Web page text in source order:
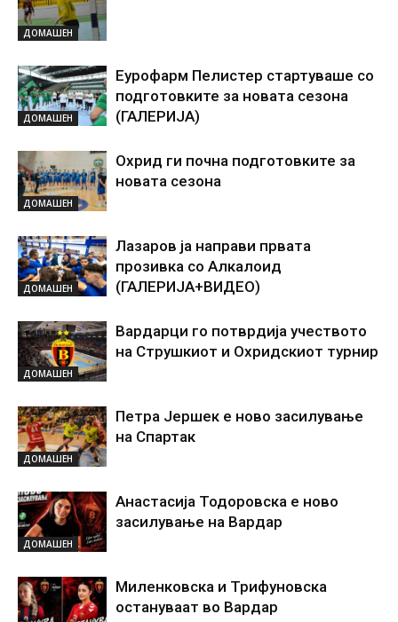
ДОМАШЕН
ДОМАШЕН
Еурофарм Пелистер стартуваше со
подготовките за новата сезона
(ГАЛЕРИЈА)
ДОМАШЕН
Охрид ги почна подготовките за
новата сезона
ДОМАШЕН
Лазаров ја направи првата
прозивка со Алкалоид
(ГАЛЕРИЈА+ВИДЕО)
ДОМАШЕН
Вардарци го потврдија учеството
на Струшкиот и Охридскиот турнир
ДОМАШЕН
Петра Јершек е ново засилување
на Спартак
ДОМАШЕН
Анастасија Тодоровска е ново
засилување на Вардар
Миленковска и Трифуновска
остануваат во Вардар